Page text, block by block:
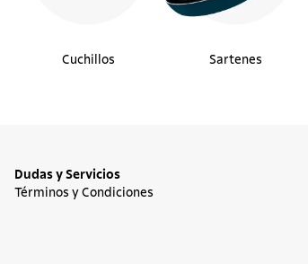
Cuchillos Sartenes
Dudas y Servicios
Términos y Condiciones